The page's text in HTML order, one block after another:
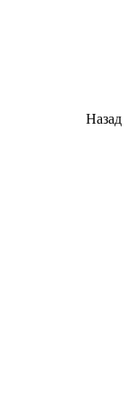
Назад